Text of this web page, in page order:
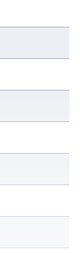
トについ
治療用具ではあ
ルトを使用する